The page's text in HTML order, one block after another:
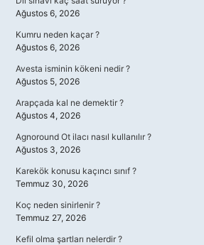
Ağustos 6, 2026
Kumru neden kaçar ?
Ağustos 6, 2026
Avesta isminin kökeni nedir ?
Ağustos 5, 2026
Arapçada kal ne demektir ?
Ağustos 4, 2026
Agnoround Ot ilacı nasıl kullanılır ?
Ağustos 3, 2026
Karekök konusu kaçıncı sınıf ?
Temmuz 30, 2026
Koç neden sinirlenir ?
Temmuz 27, 2026
Kefil olma şartları nelerdir ?